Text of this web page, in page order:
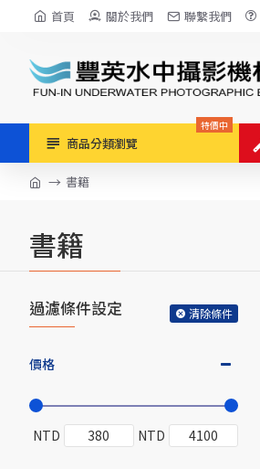
首頁 關於我們 聯繫我們
商品分類瀏覽
特價中
書籍
書籍
過濾條件設定 清除條件
價格
NTD NTD